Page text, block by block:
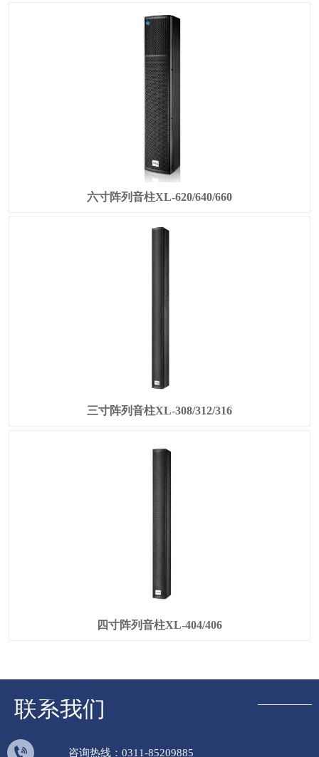
六寸阵列音柱XL-620/640/660
三寸阵列音柱XL-308/312/316
四寸阵列音柱XL-404/406
联系我们
 咨询热线：0311-85209885